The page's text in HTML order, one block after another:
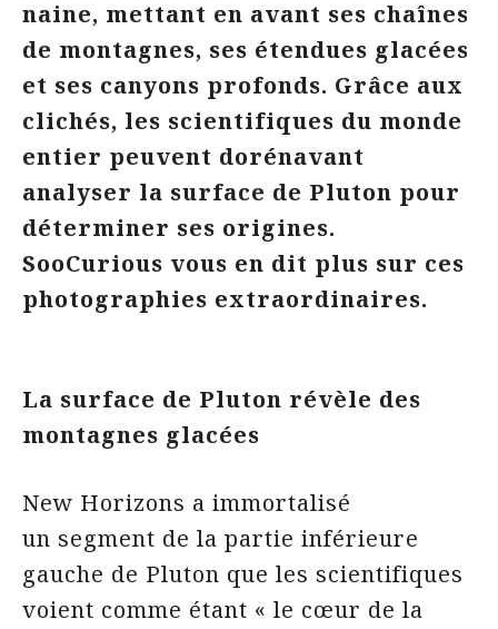
naine, mettant en avant ses chaînes
de montagnes, ses étendues glacées
et ses canyons profonds. Grâce aux
clichés, les scientifiques du monde
entier peuvent dorénavant
analyser la surface de Pluton pour
déterminer ses origines.
SooCurious vous en dit plus sur ces
photographies extraordinaires.
La surface de Pluton révèle des
montagnes glacées
New Horizons a immortalisé
un segment de la partie inférieure
gauche de Pluton que les scientifiques
voient comme étant « le cœur de la